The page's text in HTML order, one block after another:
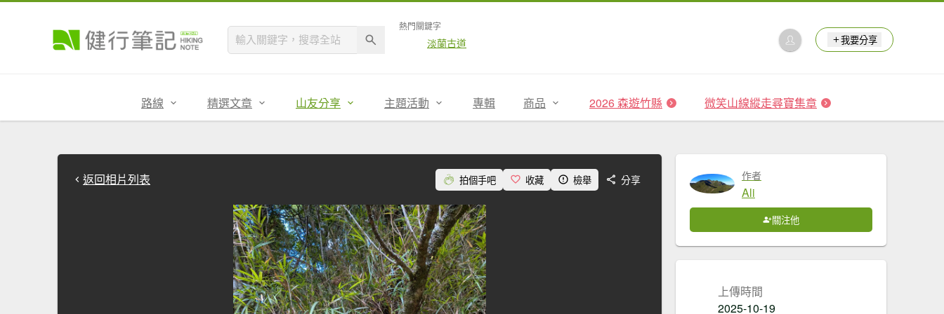
熱門關鍵字
淡蘭古道 我要分享
路線 精選文章 山友分享 主題活動 專輯 商品 2026 森遊竹縣 微笑山線縱走尋寶集章
返回相片列表 拍個手吧 收藏 檢舉 分享 作者
Ali
關注他
上傳時間
2025-10-19